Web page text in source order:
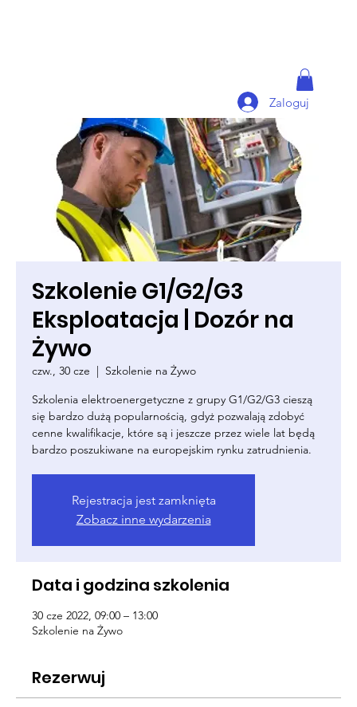
Zaloguj
Szkolenie G1/G2/G3
Eksploatacja | Dozór na
Żywo
czw., 30 cze
  |
Szkolenie na Żywo
Szkolenia elektroenergetyczne z grupy G1/G2/G3 cieszą
się bardzo dużą popularnością, gdyż pozwalają zdobyć
cenne kwalifikacje, które są i jeszcze przez wiele lat będą
bardzo poszukiwane na europejskim rynku zatrudnienia.
Rejestracja jest zamknięta
Zobacz inne wydarzenia
Data i godzina szkolenia
30 cze 2022, 09:00 – 13:00
Szkolenie na Żywo
Rezerwuj